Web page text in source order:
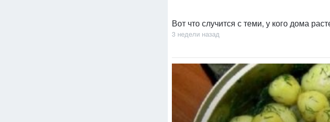
Вот что случится с теми, у кого дома
3 недели назад